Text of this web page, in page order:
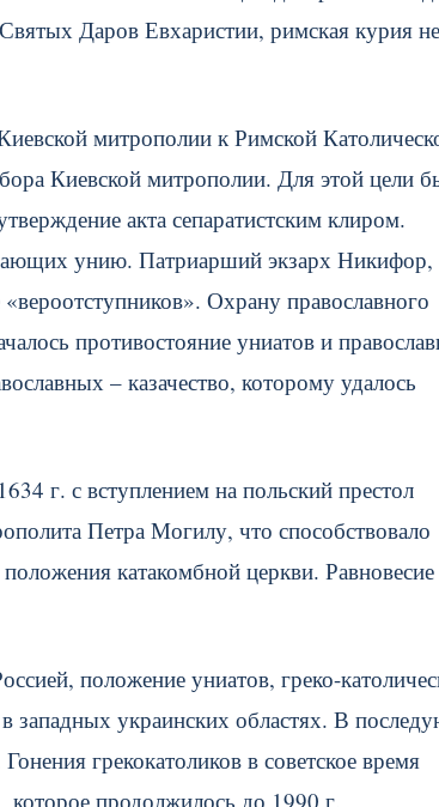
Даров Евхаристии, римская курия не
митрополии к Римской
Киевской митрополии. Для этой цели
акта сепаратистским клиром.
унию. Патриарший экзарх Никифор,
Охрану православного
противостояние униатов и
– казачество, которому удалось
г. с вступлением на польский престол
Петра Могилу, что способствовало
катакомбной церкви. Равновесие
положение униатов, греко-
западных украинских областях. В
грекокатоликов в советское время
которое продолжилось до 1990 г.